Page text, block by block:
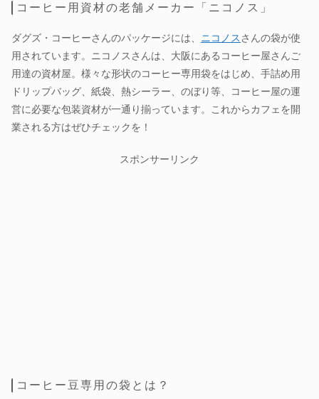
コーヒー用資材の老舗メーカー「ニコノス」
ダグズ・コーヒーさんのパッケージには、 ニコノス さんの袋が使
用されています。ニコノスさんは、大阪にあるコーヒー屋さんご
用達の資材屋。様々な形状のコーヒー専用袋をはじめ、手詰め用
ドリップバッグ、紙袋、熱シーラー、のぼり等、コーヒー屋の運
営に必要な包装資材が一通り揃っています。これからカフェを開
業される方はぜひチェックを！
スポンサーリンク
コーヒー豆専用の袋とは？